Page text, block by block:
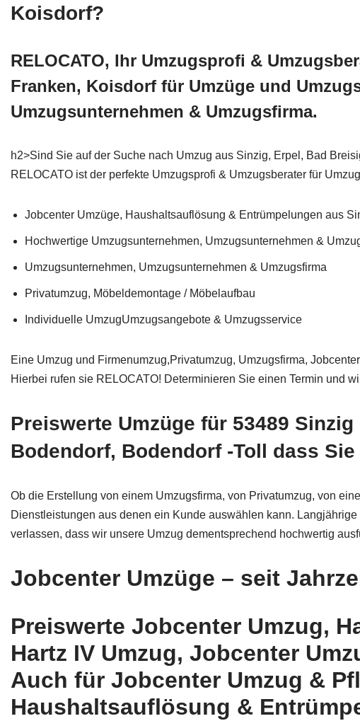
Koisdorf?
RELOCATO, Ihr Umzugsprofi &
Franken, Koisdorf für Umzüge und
Umzugsunternehmen & Umzugsfirma.
h2>Sind Sie auf der Suche nach Umzug aus Sinzig, Erpel, Bad
RELOCATO ist der perfekte Umzugsprofi & Umzugsberater für
Jobcenter Umzüge, Haushaltsauflösung & Entrümpelungen aus
Hochwertige Umzugsunternehmen, Umzugsunternehmen &
Umzugsunternehmen, Umzugsunternehmen & Umzugsfirma
Privatumzug, Möbeldemontage / Möbelaufbau
Individuelle UmzugUmzugsangebote & Umzugsservice
Eine Umzug und Firmenumzug,Privatumzug, Umzugsfirma,
Hierbei rufen sie RELOCATO! Determinieren Sie einen Termin und
Preiswerte Umzüge für 53489
Bodendorf, Bodendorf -Toll dass
Ob die Erstellung von einem Umzugsfirma, von Privatumzug, von
Dienstleistungen aus denen ein Kunde auswählen kann.
verlassen, dass wir unsere Umzug dementsprechend hochwertig
Jobcenter Umzüge – seit
Preiswerte Jobcenter Umzug,
Hartz IV Umzug, Jobcenter
Auch für Jobcenter Umzug &
Haushaltsauflösung &